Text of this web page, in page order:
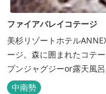
ファイアバレイコテージ
美杉リゾートホテル
ージ。森に囲まれたコテ
プンジャグジーor露天風
時間をお過ごしください。
中南勢